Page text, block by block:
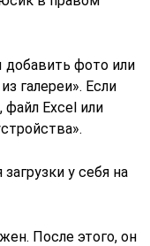
фото или
галереи». Если
файл Excel или
у себя на
После этого, он